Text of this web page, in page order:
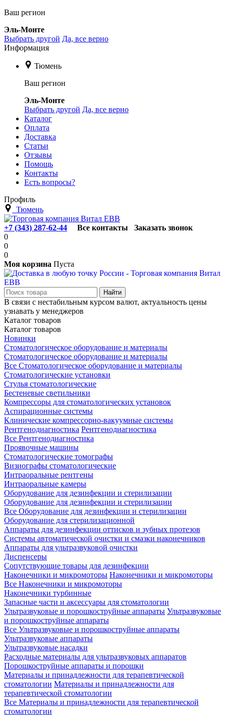
Ваш регион
Эль-Монте
Выбрать другой Да, все верно
Информация
Тюмень
Ваш регион
Эль-Монте
Выбрать другой Да, все верно
Каталог
Оплата
Доставка
Статьи
Отзывы
Помощь
Контакты
Есть вопросы?
Профиль
Тюмень
+7 (343) 287-62-44 Все контакты
Заказать звонок
0
0
0
Моя корзина Пуста
В связи с нестабильным курсом валют, актуальность цены
узнавать у менеджеров
Каталог товаров
Каталог товаров
Новинки
Стоматологическое оборудование и материалы
Стоматологическое оборудование и материалы
Все Стоматологическое оборудование и материалы
Стоматологические установки
Стулья стоматологические
Бестеневые светильники
Компрессоры для стоматологических установок
Аспирационные системы
Клинические компрессорно-вакуумные системы
Рентгенодиагностика Рентгенодиагностика
Все Рентгенодиагностика
Проявочные машины
Стоматологические томографы
Визиографы стоматологические
Интраоральные рентгены
Интраоральные камеры
Оборудование для дезинфекции и стерилизации
Оборудование для дезинфекции и стерилизации
Все Оборудование для дезинфекции и стерилизации
Оборудование для стерилизационной
Аппараты для дезинфекции оттисков и зубных протезов
Системы автоматической очистки и смазки наконечников
Аппараты для ультразвуковой очистки
Диспенсеры
Сопутствующие товары для дезинфекции
Наконечники и микромоторы Наконечники и микромоторы
Все Наконечники и микромоторы
Наконечники турбинные
Запасные части и аксессуары для стоматологии
Ультразвуковые и порошкоструйные аппараты Ультразвуковые
и порошкоструйные аппараты
Все Ультразвуковые и порошкоструйные аппараты
Ультразвуковые аппараты
Ультразвуковые насадки
Расходные материалы для ультразвуковых аппаратов
Порошкоструйные аппараты и порошки
Материалы и принадлежности для терапевтической
стоматологии Материалы и принадлежности для
терапевтической стоматологии
Все Материалы и принадлежности для терапевтической
стоматологии